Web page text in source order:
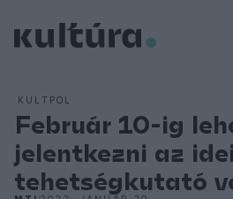
KULTPOL
Február 10-ig
jelentkezni az
tehetségkutató